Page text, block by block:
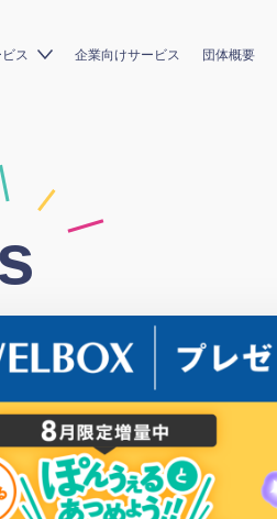
ス 企業向けサービス 団体概要